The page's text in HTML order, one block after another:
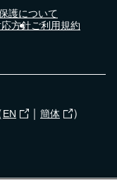
護について
方針ご利用規約
EN 簡体 ）